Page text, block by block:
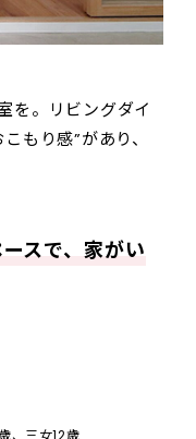
を。リビングダイ
もり感”があり、
スで、家がい